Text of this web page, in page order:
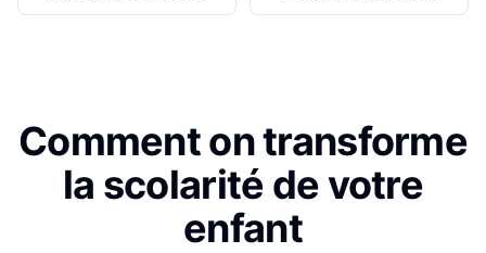
Comment on transforme
la scolarité de votre
enfant